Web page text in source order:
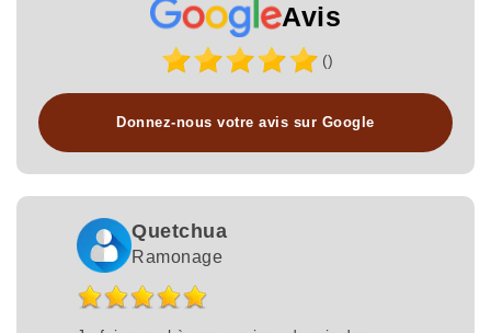
Avis
()
Donnez-nous votre avis sur Google
Quetchua
Ramonage